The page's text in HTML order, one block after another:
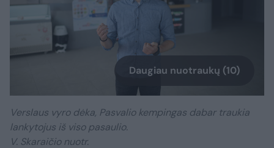
Daugiau nuotraukų (10)
Verslaus vyro dėka, Pasvalio kempingas dabar traukia
lankytojus iš viso pasaulio.
V. Skaraičio nuotr.